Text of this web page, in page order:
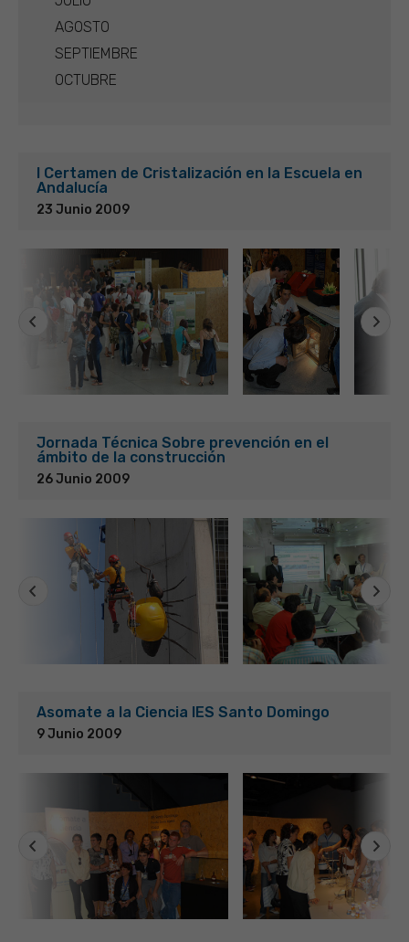
AGOSTO
SEPTIEMBRE
OCTUBRE
I Certamen de Cristalización en la Escuela en
Andalucía
23 Junio 2009
Jornada Técnica Sobre prevención en el
ámbito de la construcción
26 Junio 2009
Asomate a la Ciencia IES Santo Domingo
9 Junio 2009